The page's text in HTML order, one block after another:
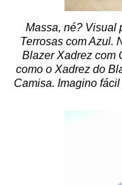
Massa, né? Visual
Terrosas com Azul.
Blazer Xadrez com
como o Xadrez do
Camisa. Imagino